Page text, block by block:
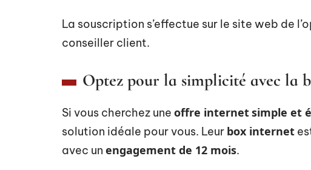
La souscription s’effectue sur le site web de
conseiller client.
Optez pour la simplicité avec la
Si vous cherchez une offre internetsimple et
solution idéale pour vous. Leur box internet
avec un engagement de 12 mois.